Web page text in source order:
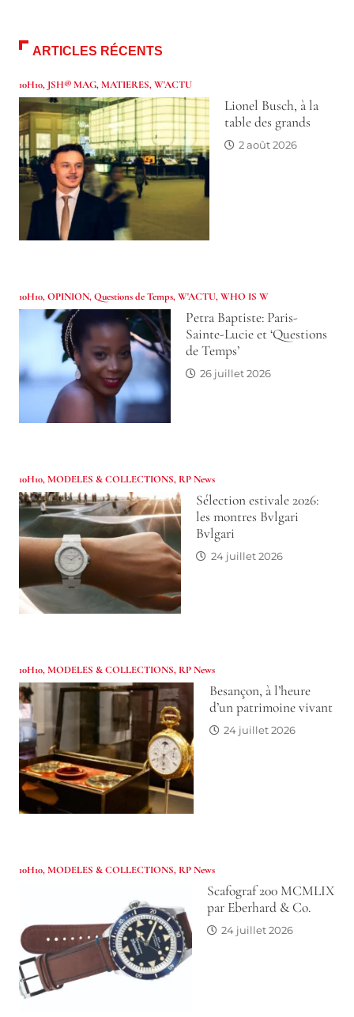
ARTICLES RÉCENTS
10H10, JSH® MAG,MATIERES,W'ACTU
Lionel Busch, à la
table des grands
2 août 2026
10H10,OPINION,Questions de Temps,W'ACTU,WHO IS W
Petra Baptiste: Paris-
Sainte-Lucie et ‘Questions
de Temps’
26 juillet 2026
10H10,MODELES & COLLECTIONS, RP News
Sélection estivale 2026:
les montres Bvlgari
Bvlgari
24 juillet 2026
10H10,MODELES & COLLECTIONS, RP News
Besançon, à l’heure
d’un patrimoine vivant
24 juillet 2026
10H10,MODELES & COLLECTIONS, RP News
Scafograf 200 MCMLIX
par Eberhard & Co.
24 juillet 2026